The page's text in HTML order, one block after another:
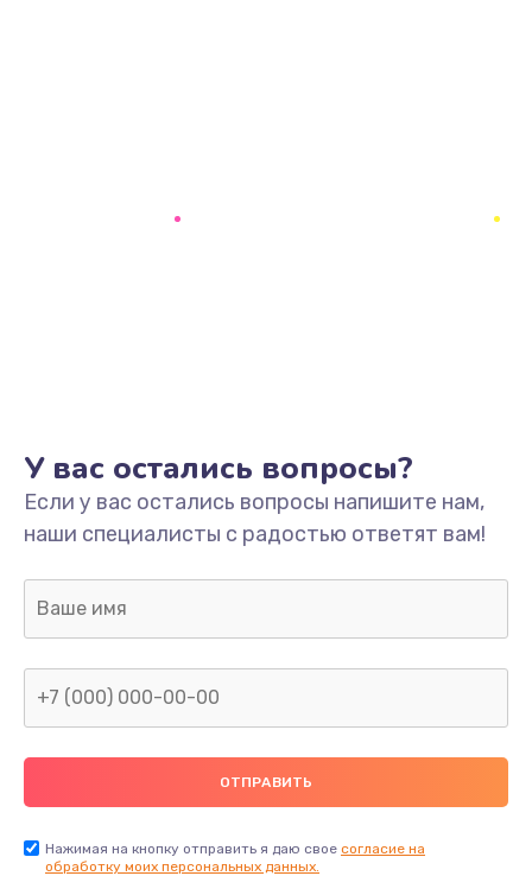
У вас остались вопросы?
Если у вас остались вопросы напишите нам,
наши специалисты с радостью ответят вам!
Нажимая на кнопку отправить я даю свое согласие на
обработку моих персональных данных.